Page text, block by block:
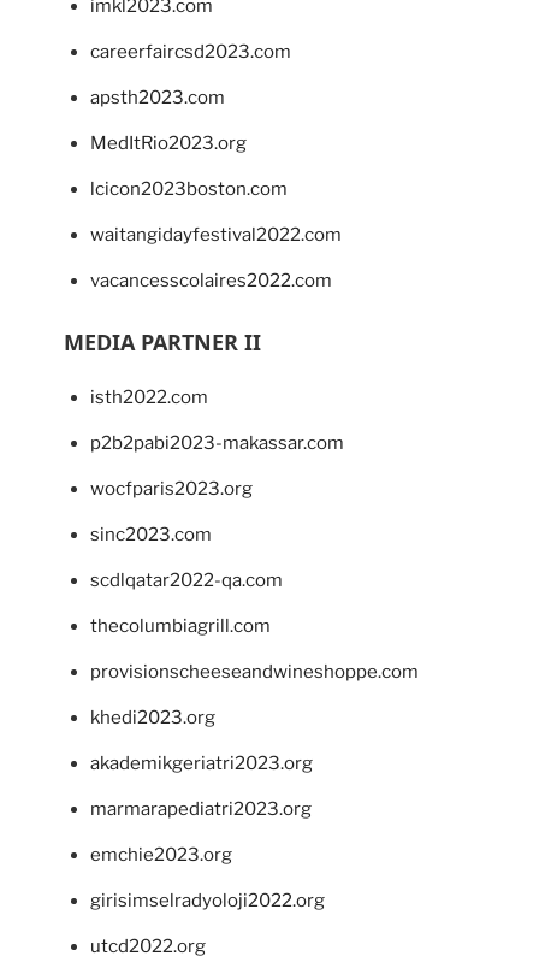
imkl2023.com
careerfaircsd2023.com
apsth2023.com
MedItRio2023.org
lcicon2023boston.com
waitangidayfestival2022.com
vacancesscolaires2022.com
MEDIA PARTNER II
isth2022.com
p2b2pabi2023-makassar.com
wocfparis2023.org
sinc2023.com
scdlqatar2022-qa.com
thecolumbiagrill.com
provisionscheeseandwineshoppe.com
khedi2023.org
akademikgeriatri2023.org
marmarapediatri2023.org
emchie2023.org
girisimselradyoloji2022.org
utcd2022.org